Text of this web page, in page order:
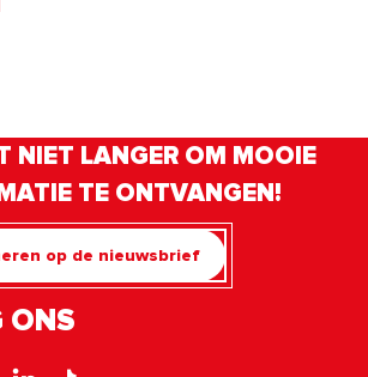
NIET LANGER OM MOOIE
TE ONTVANGEN!
op de nieuwsbrief
ONS